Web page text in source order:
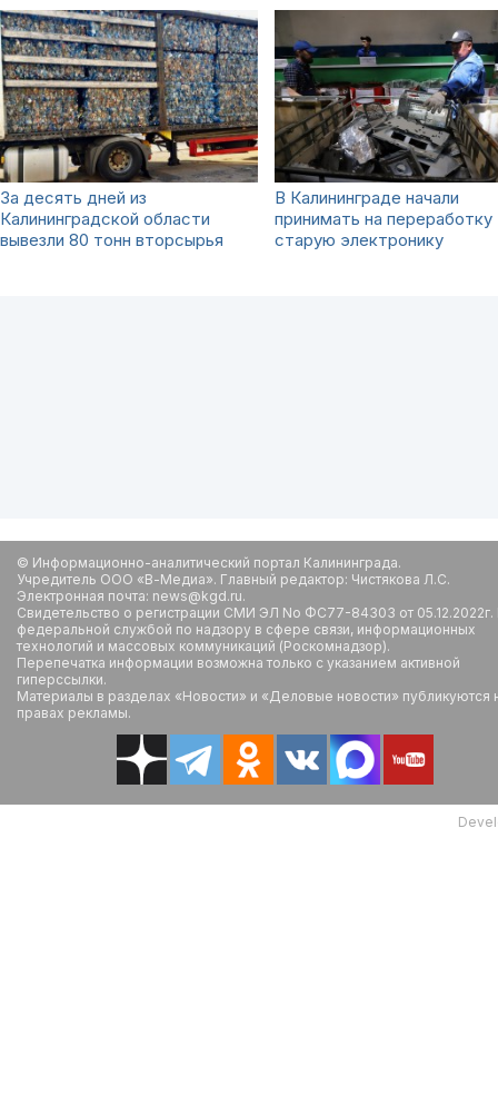
За десять дней из
Калининградской области
вывезли 80 тонн вторсырья
В Калининграде начали
принимать на переработку
старую электронику
© Информационно-аналитический портал Калининграда.
Учредитель ООО «В-Медиа». Главный редактор: Чистякова Л.С.
Электронная почта: news@kgd.ru.
Свидетельство о регистрации СМИ ЭЛ No ФС77-84303 от
федеральной службой по надзору в сфере связи, информационных
технологий и массовых коммуникаций (Роскомнадзор).
Перепечатка информации возможна только с указанием активной
гиперссылки.
Материалы в разделах «Новости» и «Деловые новости» публикуются
правах рекламы.